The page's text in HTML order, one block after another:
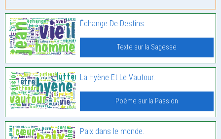
Échange De Destins.
Texte sur la Sagesse
La Hyène Et Le Vautour.
Poème sur la Passion
Paix dans le monde.